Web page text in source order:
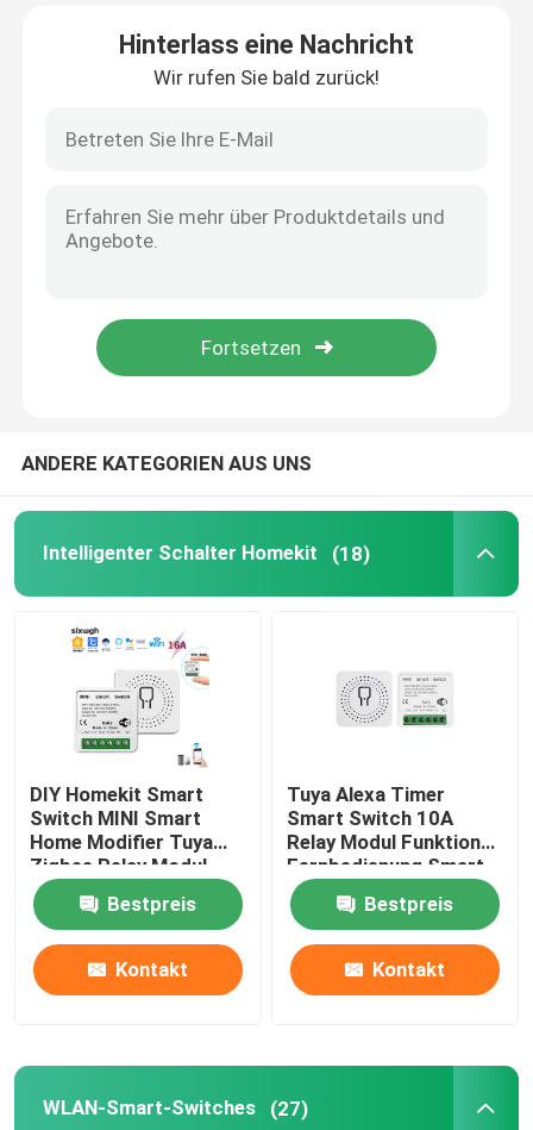
Fabrik-Ausflug
Qualitätskontrolle
Treten Sie mit uns in Verbindung
Intelligenter Schalter Homekit
Drahtloser Fernsteuerungsschalter
Zigbee-Berührungsschalter
Intelligenter Sockel Wifi
Intelligenter Sockel Zigbee
Intelligenter Sockel Homekit
Selbst- angetriebener drahtloser Schalter
Hinterlass eine Nachricht
Wir rufen Sie bald zurück!
ANDERE KATEGORIEN AUS UNS
Intelligenter Schalter Homekit (18)
DIY Homekit Smart
Switch MINI Smart
Home Modifier Tuya
Zigbee Relay Modul
unterstützt
Fernbedienung und
Sprachsteuerung
einfach zu installieren
Bestpreis
Kontakt
Tuya Alexa Timer
Smart Switch 10A
Relay Modul Funktion
Fernbedienung Smart
Switch Unterstützung
von Google Alexa
Sprachsteuerung
einfache Installation
Bestpreis
Kontakt
WLAN-Smart-Switches (27)